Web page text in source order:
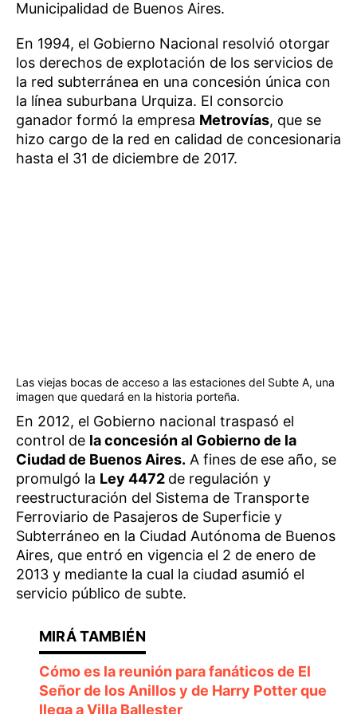
Municipalidad de Buenos Aires.
En 1994, el Gobierno Nacional resolvió otorgar
los derechos de explotación de los servicios de
la red subterránea en una concesión única con
la línea suburbana Urquiza. El consorcio
ganador formó la empresa Metrovías, que se
hizo cargo de la red en calidad de concesionaria
hasta el 31 de diciembre de 2017.
Las viejas bocas de acceso a las estaciones del Subte A, una
imagen que quedará en la historia porteña.
En 2012, el Gobierno nacional traspasó el
control de la concesión al Gobierno de la
Ciudad de Buenos Aires. A fines de ese año, se
promulgó la Ley 4472 de regulación y
reestructuración del Sistema de Transporte
Ferroviario de Pasajeros de Superficie y
Subterráneo en la Ciudad Autónoma de Buenos
Aires, que entró en vigencia el 2 de enero de
2013 y mediante la cual la ciudad asumió el
servicio público de subte.
Cómo es la reunión para fanáticos de El
Señor de los Anillos y de Harry Potter que
llega a Villa Ballester